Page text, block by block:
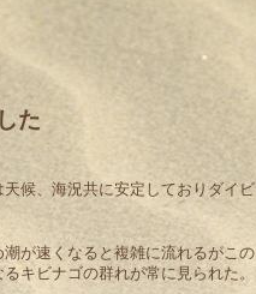
た
候、海況共に安定しておりダイビ
が速くなると複雑に流れるがこの
キビナゴの群れが常に見られた。